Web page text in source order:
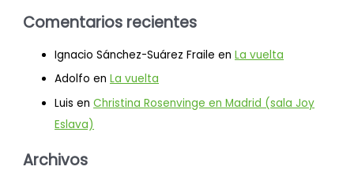
Comentarios recientes
Ignacio Sánchez-Suárez Fraile enLa vuelta
Adolfo enLa vuelta
Luis enChristina Rosenvinge en Madrid (sala Joy
Eslava)
Archivos